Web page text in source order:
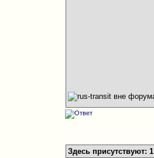
Здесь присутствуют: 1